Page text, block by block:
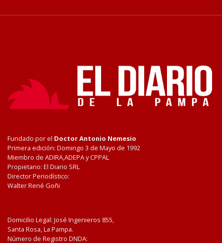
Fundado por el Doctor Antonio Nemesio
Primera edición: Domingo 3 de Mayo de 1992
Miembro de ADIRA,ADEPA y CPPAL
Propietario: El Diario SRL
Director Periodístico:
Walter René Goñi
Domicilio Legal: José Ingenieros 855,
Santa Rosa, La Pampa.
Número de Registro DNDA: